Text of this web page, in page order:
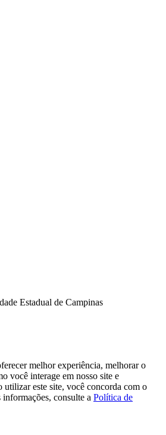
Estadual de Campinas
melhor experiência, melhorar o
você interage em nosso site e
utilizar este site, você concorda com o
consulte a Política de